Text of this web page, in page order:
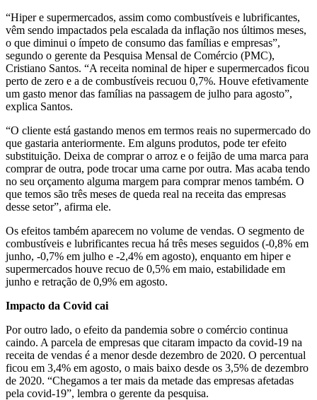
“Hiper e supermercados, assim como combustíveis e lubrificantes,
vêm sendo impactados pela escalada da inflação nos últimos meses,
o que diminui o ímpeto de consumo das famílias e empresas”,
segundo o gerente da Pesquisa Mensal de Comércio (PMC),
Cristiano Santos. “A receita nominal de hiper e supermercados ficou
perto de zero e a de combustíveis recuou 0,7%. Houve efetivamente
um gasto menor das famílias na passagem de julho para agosto”,
explica Santos.
“O cliente está gastando menos em termos reais no supermercado do
que gastaria anteriormente. Em alguns produtos, pode ter efeito
substituição. Deixa de comprar o arroz e o feijão de uma marca para
comprar de outra, pode trocar uma carne por outra. Mas acaba tendo
no seu orçamento alguma margem para comprar menos também. O
que temos são três meses de queda real na receita das empresas
desse setor”, afirma ele.
Os efeitos também aparecem no volume de vendas. O segmento de
combustíveis e lubrificantes recua há três meses seguidos (-0,8% em
junho, -0,7% em julho e -2,4% em agosto), enquanto em hiper e
supermercados houve recuo de 0,5% em maio, estabilidade em
junho e retração de 0,9% em agosto.
Impacto da Covid cai
Por outro lado, o efeito da pandemia sobre o comércio continua
caindo. A parcela de empresas que citaram impacto da covid-19 na
receita de vendas é a menor desde dezembro de 2020. O percentual
ficou em 3,4% em agosto, o mais baixo desde os 3,5% de dezembro
de 2020. “Chegamos a ter mais da metade das empresas afetadas
pela covid-19”, lembra o gerente da pesquisa.